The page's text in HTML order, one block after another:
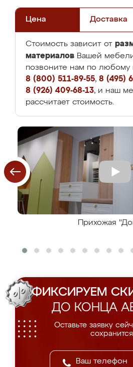
Цена Доставка
Стоимость зависит от
материалов Вашей
позвоните нам по любому
8 (800) 511-89-55, 8 (495)
8 (926) 409-68-13, и наш
рассчитает стоимость.
Прихожая
ФИКСИРУЕМ
ДО КОНЦА
Оставьте заявку